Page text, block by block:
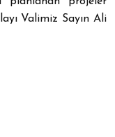
Valimiz Sayın Ali